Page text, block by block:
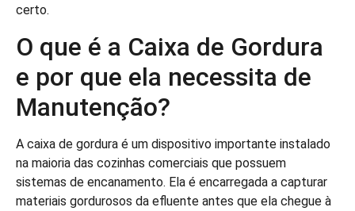
certo.
O que é a Caixa de Gordura
e por que ela necessita de
Manutenção?
A caixa de gordura é um dispositivo importante instalado
na maioria das cozinhas comerciais que possuem
sistemas de encanamento. Ela é encarregada a capturar
materiais gordurosos da efluente antes que ela chegue à